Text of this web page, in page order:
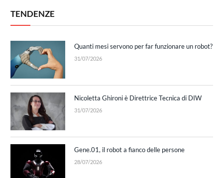
TENDENZE
Quanti mesi servono per far funzionare un robot?
31/07/2026
Nicoletta Ghironi è Direttrice Tecnica di DIW
31/07/2026
Gene.01, il robot a fianco delle persone
28/07/2026